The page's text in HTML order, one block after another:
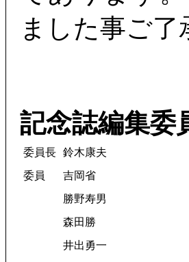
ました事ご
記念誌編集委
委員長 鈴木康夫
委員
吉岡省
勝野寿男
森田勝
井出勇一